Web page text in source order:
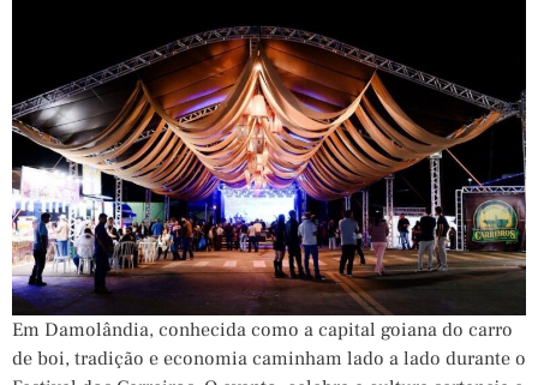
Em Damolândia, conhecida como a capital goiana do carro
de boi, tradição e economia caminham lado a lado durante o